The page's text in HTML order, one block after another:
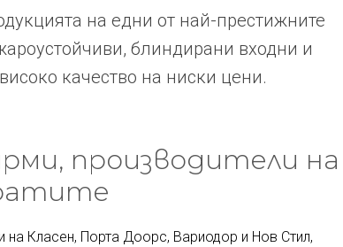
на едни от най-престижните
блиндирани входни и
качество на ниски цени.
производители на
на Класен, Порта Доорс, Вариодор и Нов Стил,